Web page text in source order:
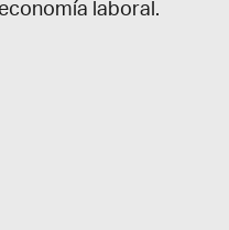
laboral.